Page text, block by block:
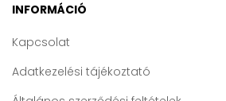
INFORMÁCIÓ
Kapcsolat
Adatkezelési tájékoztató